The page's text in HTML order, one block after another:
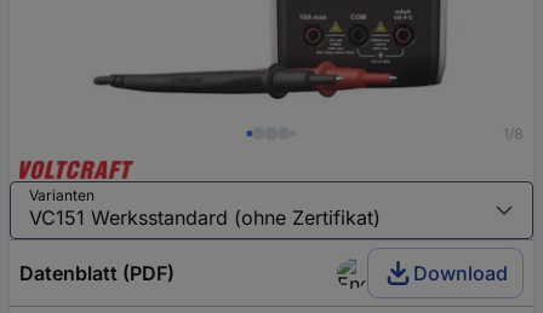
1/8
Varianten
Datenblatt (PDF) Download